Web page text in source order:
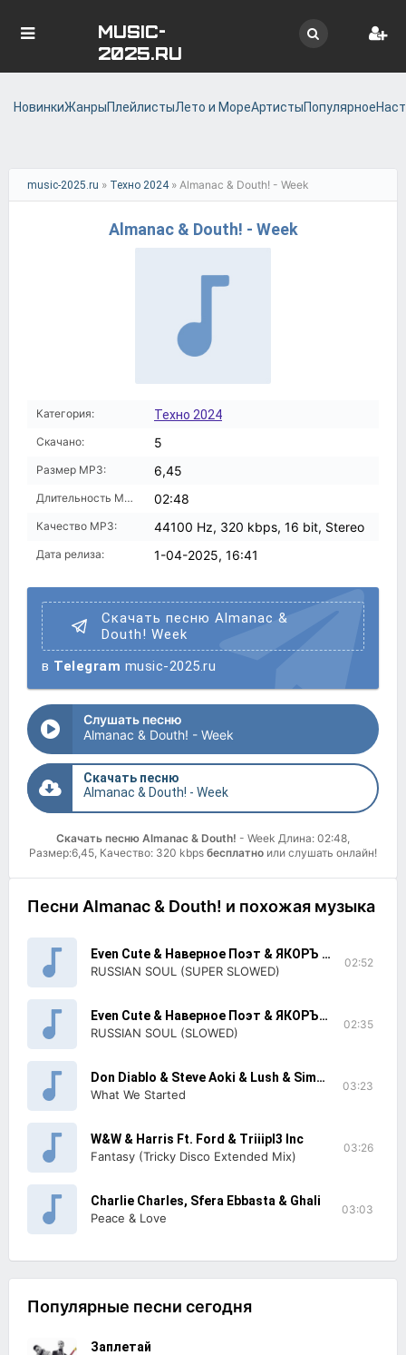
MUSIC-
2025.RU
НовинкиЖанрыПлейлистыЛето и МореАртистыПопулярное
music-2025.ru » Техно 2024» Almanac & Douth! - Week
Almanac & Douth! - Week
Категория: Техно 2024
Скачано: 5
Размер MP3: 6,45
Длительность MP3: 02:48
Качество MP3: 44100 Hz, 320 kbps, 16 bit, Stereo
Дата релиза: 1-04-2025, 16:41
Скачать песню Almanac &
Douth! Week
в Telegram music-2025.ru
Слушать песню
Almanac & Douth! - Week
Скачать песню
Almanac & Douth! - Week
Скачать песню Almanac & Douth! - Week Длина: 02:48,
Размер:6,45, Качество: 320 kbps бесплатно или слушать онлайн!
Песни Almanac & Douth! и похожая музыка
Even Cute & Наверное Поэт & ЯКОРЪ & Zodivk & Y3llavision & DERZKO69
RUSSIAN SOUL (SUPER SLOWED)
02:52
Even Cute & Наверное Поэт & ЯКОРЪ & Zodivk & Y3llavision & DERZKO69
RUSSIAN SOUL (SLOWED)
02:35
Don Diablo & Steve Aoki & Lush & Simon
What We Started
03:23
W&W & Harris Ft. Ford & Triiipl3 Inc
Fantasy (Tricky Disco Extended Mix)
03:26
Charlie Charles, Sfera Ebbasta & Ghali
Peace & Love
03:03
Популярные песни сегодня
Заплетай